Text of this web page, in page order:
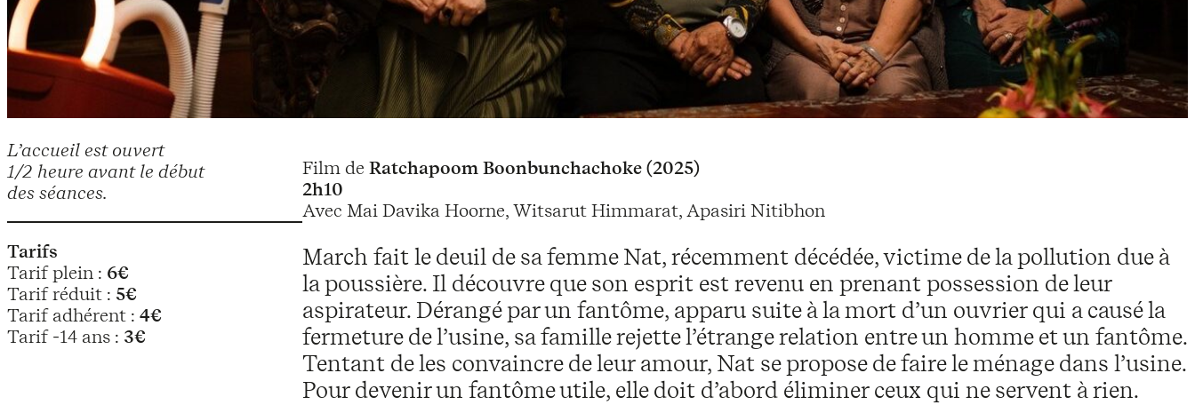
L’accueil est ouvert
1/2 heure avant le début
des séances.
Tarifs
Tarif plein : 6€
Tarif réduit : 5€
Tarif adhérent : 4€
Tarif -14 ans : 3€
Film de Ratchapoom Boonbunchachoke (2025)
2h10
Avec Mai Davika Hoorne, Witsarut Himmarat, Apasiri Nitibhon
March fait le deuil de sa femme Nat, récemment décédée, victime de la pollution due à
la poussière. Il découvre que son esprit est revenu en prenant possession de leur
aspirateur. Dérangé par un fantôme, apparu suite à la mort d’un ouvrier qui a causé la
fermeture de l’usine, sa famille rejette l’étrange relation entre un homme et un fantôme.
Tentant de les convaincre de leur amour, Nat se propose de faire le ménage dans l’usine.
Pour devenir un fantôme utile, elle doit d’abord éliminer ceux qui ne servent à rien.